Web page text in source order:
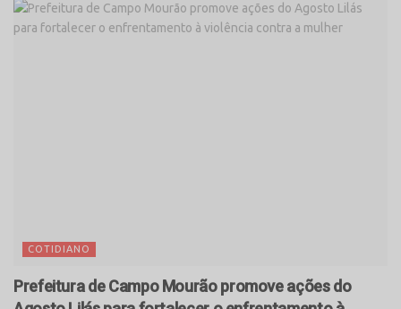
COTIDIANO
Prefeitura de Campo Mourão promove ações do